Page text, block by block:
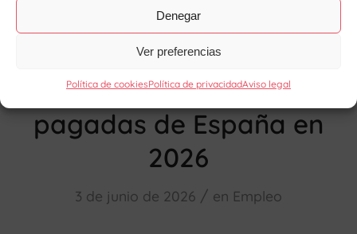
Denegar
Ver preferencias
Política de cookiesPolítica de privacidadAviso legal
Carreras mejor
pagadas y las peor
pagadas de España en
2026
3 de junio de 2026 / en Empleo